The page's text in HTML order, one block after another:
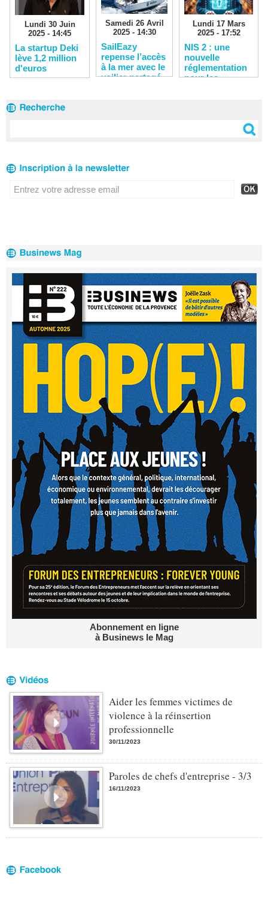
Lundi 30 Juin
2025 - 14:45
La startup Deki
lève 1,2 million
d'euros
Samedi 26 Avril
2025 - 14:30
SailEazy
repense l’accès
à la mer avec le
voilier partagé
Lundi 17 Mars
2025 - 17:52
NIS 2 : une
nouvelle
réglementation
pour les
Abonnement en ligne
à Businews le Mag
Aider les femmes victimes de
violence à la réinsertion
professionnelle
30/11/2023
Paroles de chefs d'entreprise - 3/3
16/11/2023